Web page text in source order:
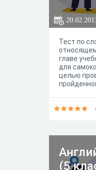
Тест по
главе
для
целью
(5